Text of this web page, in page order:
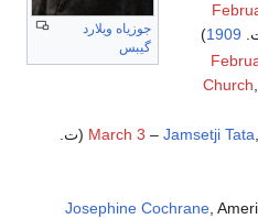
جوزياه ويلارد
گيبس
1909
)
Church
March 3 – Jamsetji Tata
Josephine Cochrane,